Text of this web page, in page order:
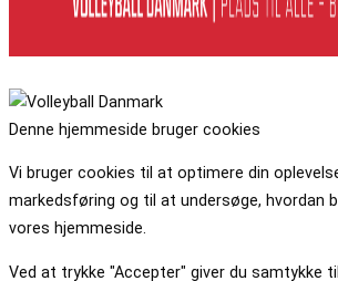
Denne hjemmeside bruger cookies
Vi bruger cookies til at optimere din
markedsføring og til at undersøge, hvordan
vores hjemmeside.
Ved at trykke "Accepter" giver du samtykke